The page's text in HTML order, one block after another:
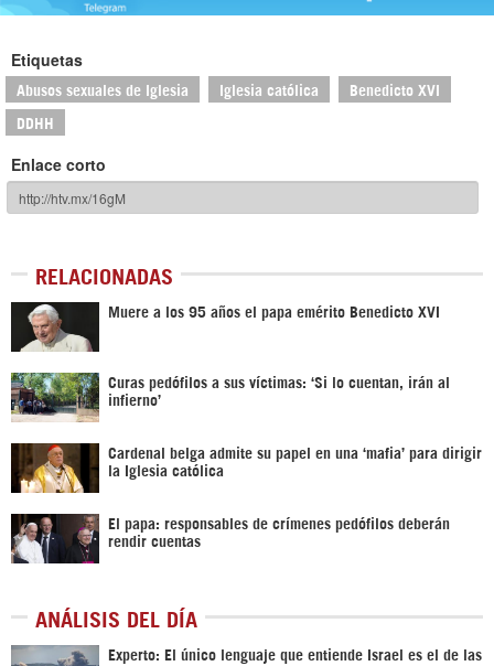
Etiquetas
Abusos sexuales de Iglesia Iglesia católica Benedicto XVI
DDHH
Enlace corto
RELACIONADAS
Muere a los 95 años el papa emérito Benedicto XVI
Curas pedófilos a sus víctimas: ‘Si lo cuentan, irán al
infierno’
Cardenal belga admite su papel en una ‘mafia’ para dirigir
la Iglesia católica
El papa: responsables de crímenes pedófilos deberán
rendir cuentas
ANÁLISIS DEL DÍA
Experto: El único lenguaje que entiende Israel es el de las